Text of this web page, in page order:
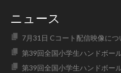
ニュース
7月31日 Cコート配信映像につ
第39回全国小学生ハンドボー
第39回全国小学生ハンドボー